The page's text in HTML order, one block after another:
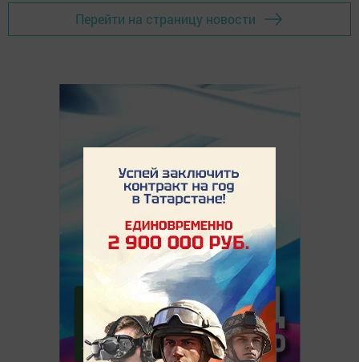
Перейти на страницу новости